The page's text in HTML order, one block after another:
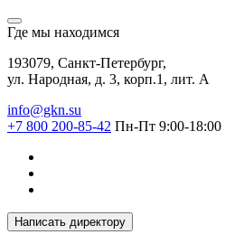
Где мы находимся
193079, Санкт-Петербург,
ул. Народная, д. 3, корп.1, лит. А
info@gkn.su
+7 800 200-85-42 Пн-Пт 9:00-18:00
Написать директору